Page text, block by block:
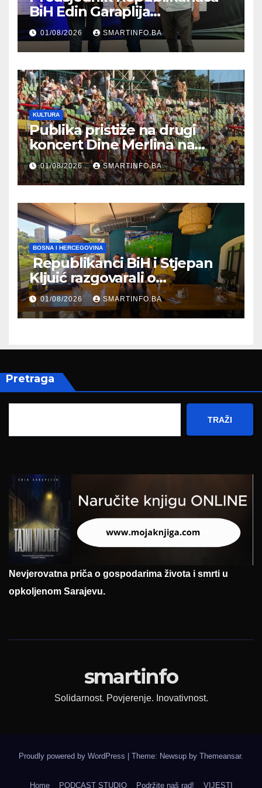
BiH Edin Garaplija
prisustvovao prezentaciji
Federalnog sajma
zapošljavanja
01/08/2026 SMARTINFO.BA
KULTURA
Publika pristiže na drugi
koncert Dine Merlina na
Koševu
01/08/2026 SMARTINFO.BA
BOSNA I HERCEGOVINA
Republikanci BiH i Stjepan
Kljuić razgovarali o
evropskom putu Bosne i
Hercegovine
01/08/2026 SMARTINFO.BA
Pretraga
TRAŽI
Nevjerovatna priča o gospodarima života i smrti u
opkoljenom Sarajevu.
smartinfo
Solidarnost. Povjerenje. Inovativnost.
Proudly powered by WordPress Theme: Newsup by Themeansar.
Home PODCAST STUDIO Podržite naš rad! VIJESTI